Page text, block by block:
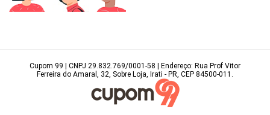
Cupom 99 | CNPJ 29.832.769/0001-58 | Endereço: Rua Prof Vitor
Ferreira do Amaral, 32, Sobre Loja, Irati - PR, CEP 84500-011.